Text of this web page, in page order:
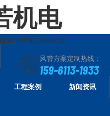
机电
风管方案定制热线：
159-6113-1933
工程案例
新闻资讯